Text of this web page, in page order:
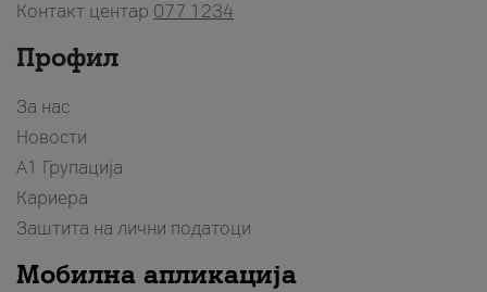
Контакт центар 077 1234
Профил
За нас
Новости
А1 Групација
Кариера
Заштита на лични податоци
Мобилна апликација